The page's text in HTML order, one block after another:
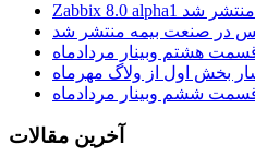
در صنعت بیمه منتشر شد
قسمت هشتم وبینار مردادماه
بخش اول از ولاگ مهرماه
قسمت ششم وبینار مردادماه
آخرین مقالات